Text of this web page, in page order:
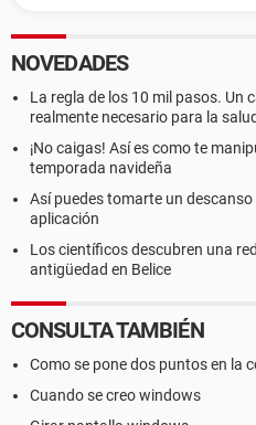
NOVEDADES
La regla de los 10 mil pasos. Un
realmente necesario para la salud
¡No caigas! Así es como te
temporada navideña
Así puedes tomarte un
aplicación
Los científicos descubren una
antigüedad en Belice
CONSULTA TAMBIÉN
Como se pone dos puntos en la
Cuando se creo windows